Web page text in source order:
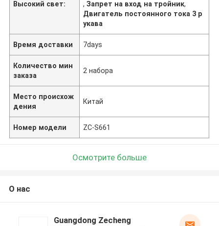
Высокий свет:
,Запрет на вход на тройник,
Двигатель постоянного тока 3 р
укава
Время доставки 7days
Количество мин
заказа
2 набора
Место происхож
дения
Китай
Номер модели ZC-S661
Осмотрите больше
О нас
Guangdong Zecheng